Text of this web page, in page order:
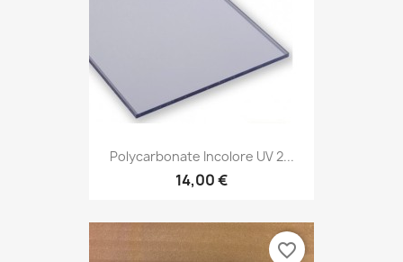
Polycarbonate Incolore UV 2...
14,00 €
favorite_border